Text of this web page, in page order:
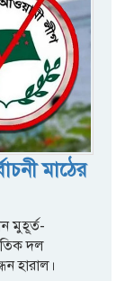
মাঠের
মুহূর্ত-
দল
হারাল।